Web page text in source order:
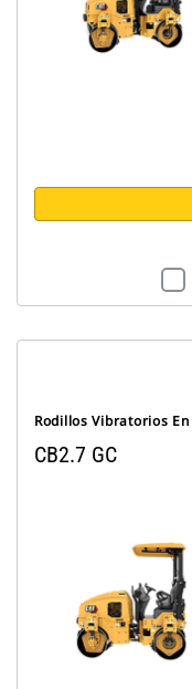
Rodillos Vibratorios En
CB2.7 GC